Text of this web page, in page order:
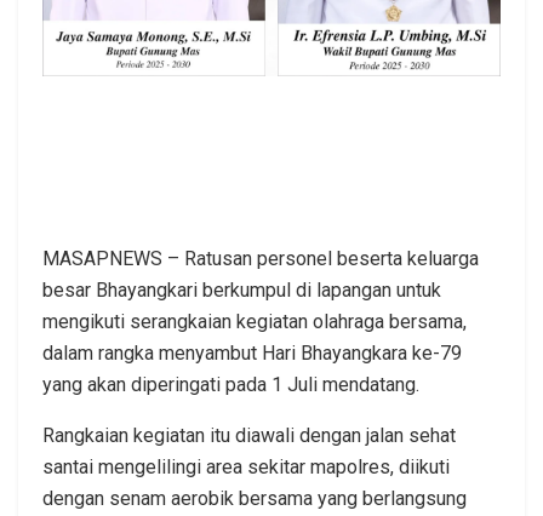
MASAPNEWS – Ratusan personel beserta keluarga
besar Bhayangkari berkumpul di lapangan untuk
mengikuti serangkaian kegiatan olahraga bersama,
dalam rangka menyambut Hari Bhayangkara ke-79
yang akan diperingati pada 1 Juli mendatang.
Rangkaian kegiatan itu diawali dengan jalan sehat
santai mengelilingi area sekitar mapolres, diikuti
dengan senam aerobik bersama yang berlangsung